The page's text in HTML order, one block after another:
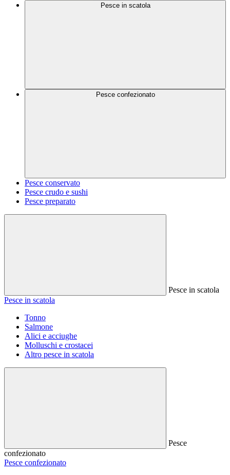
Pesce in scatola
Pesce confezionato
Pesce conservato
Pesce crudo e sushi
Pesce preparato
Pesce in scatola
Pesce in scatola
Tonno
Salmone
Alici e acciughe
Molluschi e crostacei
Altro pesce in scatola
Pesce
confezionato
Pesce confezionato